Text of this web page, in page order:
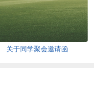
关于同学聚会邀请函